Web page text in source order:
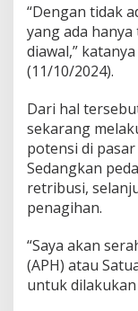
“Dengan tidak
yang ada
diawal,”
(11/10/2024).
Dari hal
sekarang
potensi di
Sedangkan
retribusi,
penagihan.
“Saya akan
(APH) atau
untuk